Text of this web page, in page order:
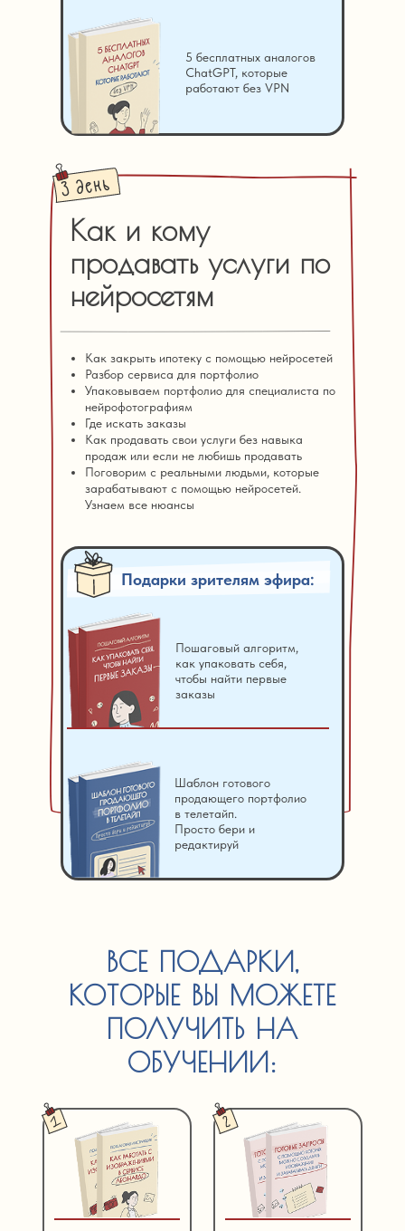
5 бесплатных аналогов
ChatGPT, которые
работают без VPN
Как и кому
продавать услуги по
нейросетям
Как закрыть ипотеку с помощью нейросетей
Разбор сервиса для портфолио
Упаковываем портфолио для специалиста по
нейрофотографиям
Где искать заказы
Как продавать свои услуги без навыка
продаж или если не любишь продавать
Поговорим с реальными людьми, которые
зарабатывают с помощью нейросетей.
Узнаем все нюансы
Подарки зрителям эфира:
Пошаговый алгоритм,
как упаковать себя,
чтобы найти первые
заказы
Шаблон готового
продающего портфолио
в телетайп.
Просто бери и
редактируй
ВСЕ ПОДАРКИ,
КОТОРЫЕ ВЫ МОЖЕТЕ
ПОЛУЧИТЬ НА
ОБУЧЕНИИ: